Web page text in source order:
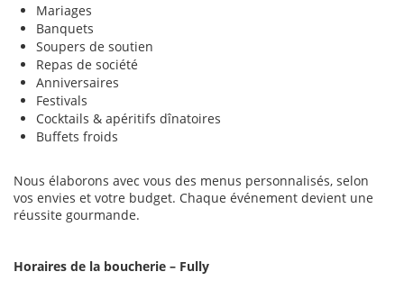
Mariages
Banquets
Soupers de soutien
Repas de société
Anniversaires
Festivals
Cocktails & apéritifs dînatoires
Buffets froids
Nous élaborons avec vous des menus personnalisés, selon
vos envies et votre budget. Chaque événement devient une
réussite gourmande.
Horaires de la boucherie – Fully